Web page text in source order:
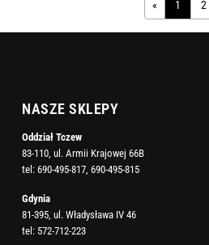
« 1 2
NASZE SKLEPY
Oddział Tczew
83-110, ul. Armii Krajowej 66B
tel: 690-495-817 690-495-815
Gdynia
81-395, ul. Władysława IV 46
tel: 572-712-223